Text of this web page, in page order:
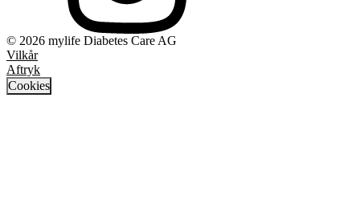
© 2026 mylife Diabetes Care AG
Vilkår
Aftryk
Cookies